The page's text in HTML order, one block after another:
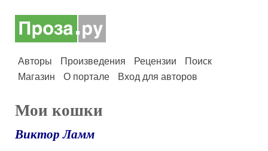
Авторы Произведения Рецензии
Поиск
Магазин
О портале Вход для авторов
Мои кошки
Виктор Ламм